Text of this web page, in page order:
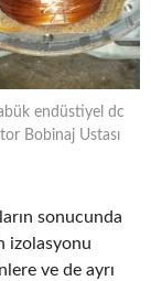
endüstiyel dc
Bobinaj Ustası
sonucunda
izolasyonu
ve de ayrı